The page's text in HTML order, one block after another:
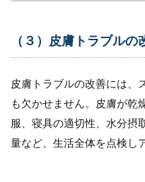
（３）皮膚トラブル
皮膚トラブルの改善には、
も欠かせません。皮膚が乾
服、寝具の適切性、水分摂
量など、生活全体を点検し